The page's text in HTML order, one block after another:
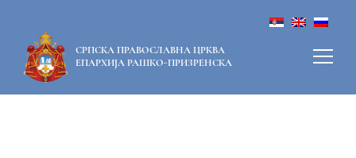
СРПСКА ПРАВОСЛАВНА ЦРКВА
ЕПАРХИЈА РАШКО-ПРИЗРЕНСКА